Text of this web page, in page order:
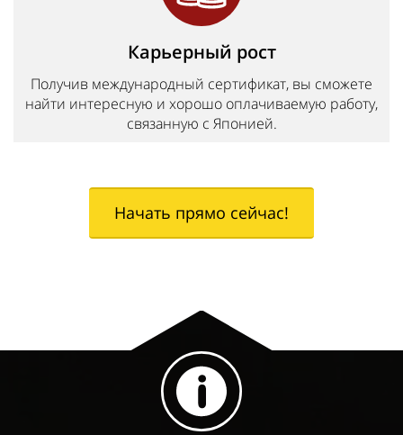
Карьерный рост
Получив международный сертификат, вы сможете
найти интересную и хорошо оплачиваемую работу,
связанную с Японией.
Начать прямо сейчас!